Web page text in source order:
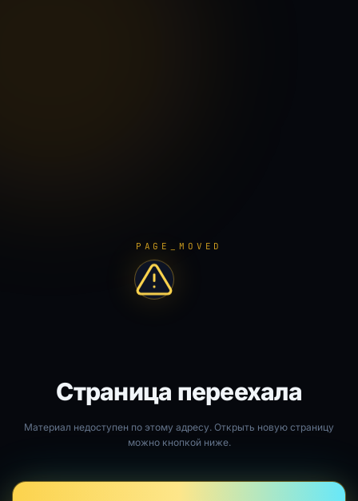
PAGE_MOVED
Страница переехала
Материал недоступен по этому адресу. Открыть новую страницу
можно кнопкой ниже.